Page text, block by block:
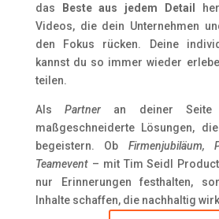
das
Beste aus jedem Detail
Videos, die dein Unternehmen
den Fokus rücken. Deine
kannst du so immer wieder
teilen.
AlsPartner an deiner Seite
maßgeschneiderte Lösungen,
begeistern. Ob Firmenjubiläum,
Teamevent– mit Tim Seidl
nur Erinnerungen festhalten,
Inhalte schaffen, die nachhaltig